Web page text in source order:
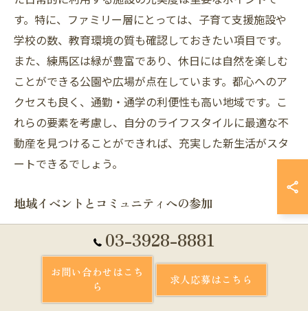
す。特に、ファミリー層にとっては、子育て支援施設や
学校の数、教育環境の質も確認しておきたい項目です。
また、練馬区は緑が豊富であり、休日には自然を楽しむ
ことができる公園や広場が点在しています。都心へのア
クセスも良く、通勤・通学の利便性も高い地域です。こ
れらの要素を考慮し、自分のライフスタイルに最適な不
動産を見つけることができれば、充実した新生活がスタ
ートできるでしょう。
地域イベントとコミュニティへの参加
練馬区における不動産選びでは、地域イベントやコミュ
ニティへの参加も視野に入れると良いでしょう。不動産
は単なる住まいではなく、地域とのつながりを感じる場
所でもあります。練馬区では、豊かな自然を活かしたイ
03-3928-8881
お問い合わせはこち
ら
求人応募はこちら